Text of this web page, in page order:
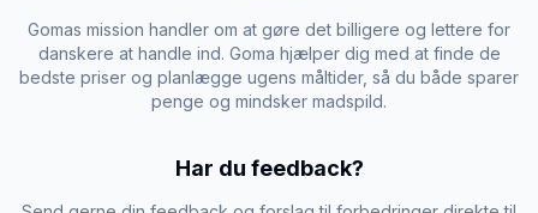
Gomas mission handler om at gøre det billigere og lettere for
danskere at handle ind. Goma hjælper dig med at finde de
bedste priser og planlægge ugens måltider, så du både sparer
penge og mindsker madspild.
Har du feedback?